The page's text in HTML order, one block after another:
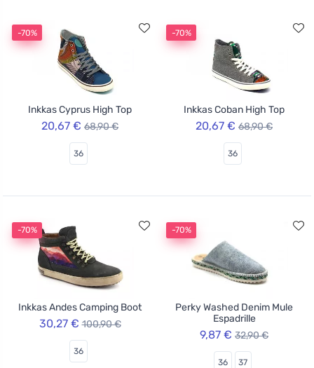
-70%
Inkkas Cyprus High Top
20,67 € 68,90 €
36
-70%
Inkkas Coban High Top
20,67 € 68,90 €
36
-70%
Inkkas Andes Camping Boot
30,27 € 100,90 €
36
-70%
Perky Washed Denim Mule
Espadrille
9,87 € 32,90 €
36 37